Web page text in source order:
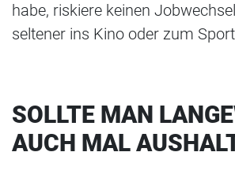
habe, riskiere keinen
seltener ins Kino oder zum
SOLLTE MAN
AUCH MAL